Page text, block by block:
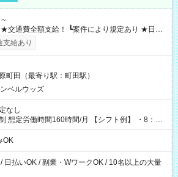
あり） ┗働いたその日に現金GET♪ お仕事後はコ
払い分を引き落とせます！ 【試用期間】試
支給あり
町田（最寄り駅：町田駅）
ベルウッズ
なし
働時間160時間/月 【シフト例】 ・8：00
OK
日払いOK / 副業・WワークOK / 10名以上の大量